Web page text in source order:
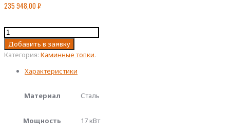
235 948,00 ₽
Количество
товара
Топка
MBA/P/BS/SG,
справа
Добавить в заявку
Категория: Каминные топки.
Характеристики
Материал Сталь
Мощность 17 кВт